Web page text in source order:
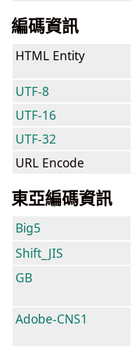
編碼資訊
HTML Entity
UTF-8
UTF-16
UTF-32
URL Encode
東亞編碼資訊
Big5
Shift_JIS
GB
Adobe-CNS1